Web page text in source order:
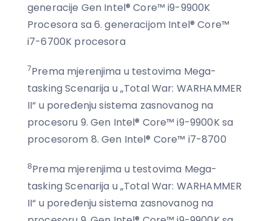
generacije Gen Intel® Core™ i9-9900K
Procesora sa 6. generacijom Intel® Core™
i7-6700K procesora
7Prema mjerenjima u testovima Mega-
tasking Scenarija u „Total War: WARHAMMER
II“ u poređenju sistema zasnovanog na
procesoru 9. Gen Intel® Core™ i9-9900K sa
procesorom 8. Gen Intel® Core™ i7-8700
8Prema mjerenjima u testovima Mega-
tasking Scenarija u „Total War: WARHAMMER
II“ u poređenju sistema zasnovanog na